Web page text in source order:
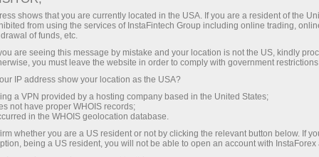
Victoria Azarenka -
pemain tenis di
kedudukan teratas
dunia
shows that you are currently located in the USA. If you are a resident of the
from using the services of InstaFintech Group including online trading,
of funds, etc.
are seeing this message by mistake and your location is not the US, kindly
you must leave the website in order to comply with government
IP address show your location as the USA?
a VPN provided by a hosting company based in the United States;
not have proper WHOIS records;
in the WHOIS geolocation database.
whether you are a US resident or not by clicking the relevant button below. If
being a US resident, you will not be able to open an account with InstaForex